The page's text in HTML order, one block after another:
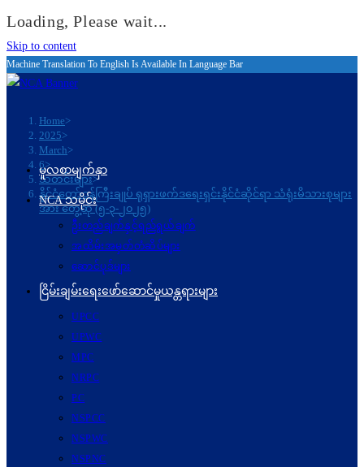
Loading, Please wait...
Skip to content
Machine Translation To English Is Available In Language Bar
Home>
2025>
March>
6>
သတင်းများ>
နိုင်ငံတော်ဝန်ကြီးချုပ် ရုရှားဖက်ဒရေးရှင်းနိုင်ငံဆိုင်ရာ သံရုံးမိသားစုများ
အား တွေ့ဆုံ (၅-၃-၂၀၂၅)
မူလစာမျက်နှာ
NCA သမိုင်း
ဦးတည်ချက်နှင့်ရည်ရွယ်ချက်
အထိမ်းအမှတ်တံဆိပ်များ
ဆောင်ပုဒ်များ
ငြိမ်းချမ်းရေးဖော်‌ဆောင်မှုယန္တရားများ
UPCC
UPWC
MPC
NRPC
PC
NSPCC
NSPWC
NSPNC